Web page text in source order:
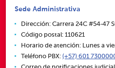
Sede Administrativa
Dirección: Carrera 24C #54‑47
Código postal: 110621
Horario de atención: Lunes a
Teléfono PBX: (+57) 601